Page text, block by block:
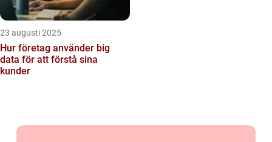
23 augusti 2025
Hur företag använder big
data för att förstå sina
kunder